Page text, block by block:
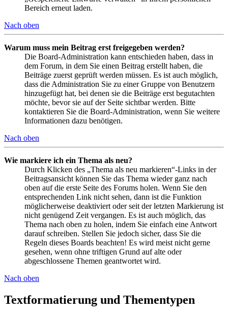
Bereich erneut laden.
Nach oben
Warum muss mein Beitrag erst freigegeben werden?
Die Board-Administration kann entschieden haben, dass in
dem Forum, in dem Sie einen Beitrag erstellt haben, die
Beiträge zuerst geprüft werden müssen. Es ist auch möglich,
dass die Administration Sie zu einer Gruppe von Benutzern
hinzugefügt hat, bei denen sie die Beiträge erst begutachten
möchte, bevor sie auf der Seite sichtbar werden. Bitte
kontaktieren Sie die Board-Administration, wenn Sie weitere
Informationen dazu benötigen.
Nach oben
Wie markiere ich ein Thema als neu?
Durch Klicken des „Thema als neu markieren“-Links in der
Beitragsansicht können Sie das Thema wieder ganz nach
oben auf die erste Seite des Forums holen. Wenn Sie den
entsprechenden Link nicht sehen, dann ist die Funktion
möglicherweise deaktiviert oder seit der letzten Markierung ist
nicht genügend Zeit vergangen. Es ist auch möglich, das
Thema nach oben zu holen, indem Sie einfach eine Antwort
darauf schreiben. Stellen Sie jedoch sicher, dass Sie die
Regeln dieses Boards beachten! Es wird meist nicht gerne
gesehen, wenn ohne triftigen Grund auf alte oder
abgeschlossene Themen geantwortet wird.
Nach oben
Textformatierung und Thementypen